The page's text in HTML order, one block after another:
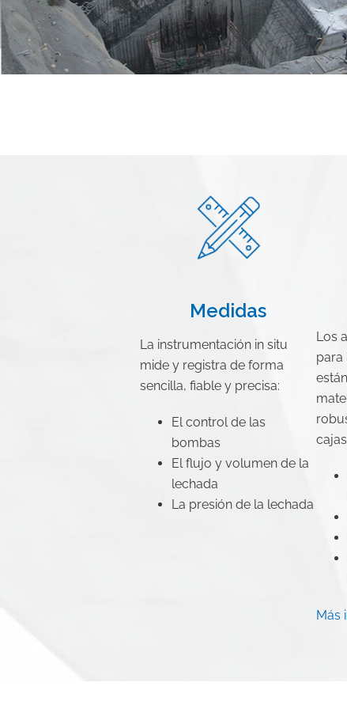
Medidas
La instrumentación in situ
mide y registra de forma
sencilla, fiable y precisa:
El control de las
bombas
El flujo y volumen de la
lechada
La presión de la lechada
Los
para
Más